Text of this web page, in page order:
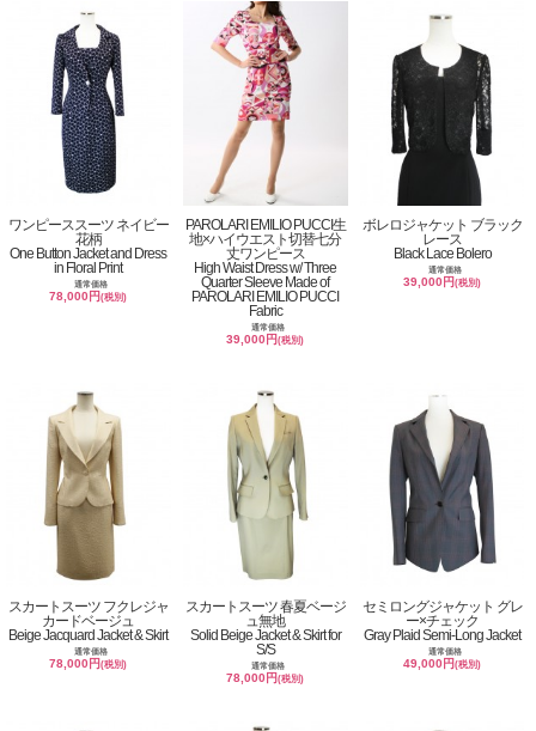
ワンピーススーツ ネイビー
花柄
One Button Jacket and Dress
in Floral Print
通常価格
78,000円(税別)
PAROLARI EMILIO PUCCI生
地×ハイウエスト切替七分
丈ワンピース
High Waist Dress w/ Three
Quarter Sleeve Made of
PAROLARI EMILIO PUCCI
Fabric
通常価格
39,000円(税別)
ボレロジャケット ブラック
レース
Black Lace Bolero
通常価格
39,000円(税別)
スカートスーツ フクレジャ
カードベージュ
Beige Jacquard Jacket & Skirt
通常価格
78,000円(税別)
スカートスーツ 春夏ベージ
ュ無地
Solid Beige Jacket & Skirt for
S/S
通常価格
78,000円(税別)
セミロングジャケット グレ
ー×チェック
Gray Plaid Semi-Long Jacket
通常価格
49,000円(税別)